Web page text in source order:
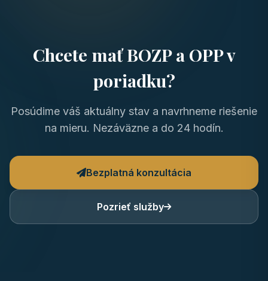
Chcete mať BOZP a OPP v
poriadku?
Posúdime váš aktuálny stav a navrhneme riešenie
na mieru. Nezáväzne a do 24 hodín.
Bezplatná konzultácia
Pozrieť služby